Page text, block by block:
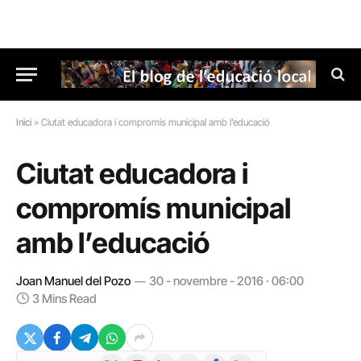
Inici » Ciutat educadora i compromís municipal amb l’educació
Ciutat educadora i
compromís municipal
amb l’educació
Joan Manuel del Pozo
30 - novembre - 2016 · 06:00
3 Mins Read